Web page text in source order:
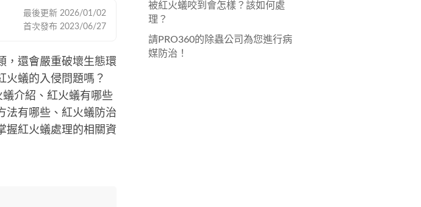
，還會嚴重破壞生態環
火蟻的入侵問題嗎？
介紹、紅火蟻有哪些
法有哪些、紅火蟻防治
握紅火蟻處理的相關資
最後更新 2026/01/02
首次發布 2023/06/27
被紅火蟻咬到會怎樣？該如何處
理？
請PRO360的除蟲公司為您進行病
媒防治！